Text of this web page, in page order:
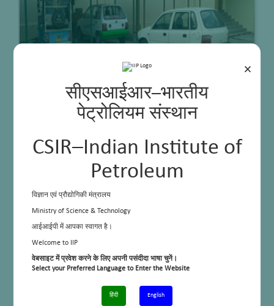
×
सीएसआईआर–भारतीय
पेट्रोलियम संस्थान
CSIR–Indian Institute of
Petroleum
विज्ञान एवं प्रौद्योगिकी मंत्रालय
Ministry of Science & Technology
आईआईपी में आपका स्वागत है।
Welcome to IIP
वेबसाइट में प्रवेश करने के लिए अपनी पसंदीदा भाषा चुनें।
Select your Preferred Language to Enter the Website
हिंदी English
Solar EV Charging Station